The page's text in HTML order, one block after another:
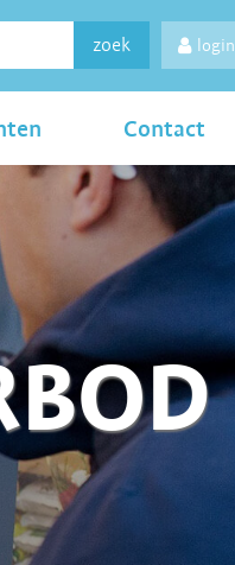
zoek login
Contact